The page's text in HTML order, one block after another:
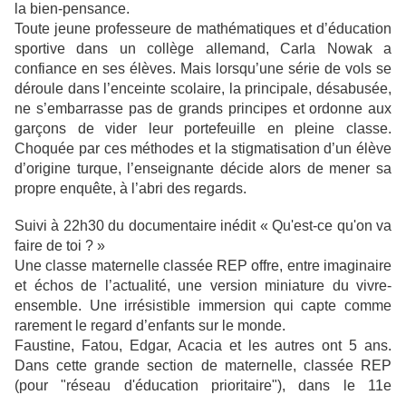
la bien-pensance.
Toute jeune professeure de mathématiques et d’éducation
sportive dans un collège allemand, Carla Nowak a
confiance en ses élèves. Mais lorsqu’une série de vols se
déroule dans l’enceinte scolaire, la principale, désabusée,
ne s’embarrasse pas de grands principes et ordonne aux
garçons de vider leur portefeuille en pleine classe.
Choquée par ces méthodes et la stigmatisation d’un élève
d’origine turque, l’enseignante décide alors de mener sa
propre enquête, à l’abri des regards.
Suivi à 22h30 du documentaire inédit « Qu'est-ce qu'on va
faire de toi ? »
Une classe maternelle classée REP offre, entre imaginaire
et échos de l’actualité, une version miniature du vivre-
ensemble. Une irrésistible immersion qui capte comme
rarement le regard d’enfants sur le monde.
Faustine, Fatou, Edgar, Acacia et les autres ont 5 ans.
Dans cette grande section de maternelle, classée REP
(pour "réseau d'éducation prioritaire"), dans le 11e